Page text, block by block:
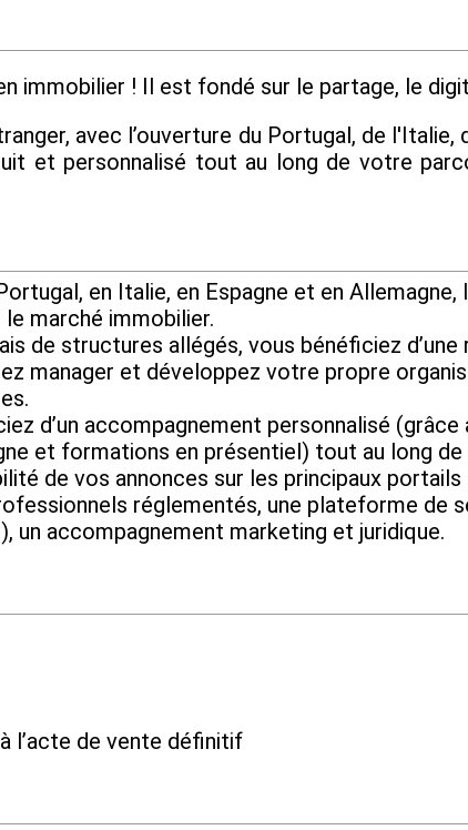
immobilier ! Il est fondé sur le partage, le
avec l’ouverture du Portugal, de
et personnalisé tout au long de votre
en Italie, en Espagne et en Allemagne,
marché immobilier.
de structures allégés, vous bénéficiez
manager et développez votre propre
d’un accompagnement personnalisé
et formations en présentiel) tout au long de
de vos annonces sur les principaux
réglementés, une plateforme de
un accompagnement marketing et juridique.
l’acte de vente définitif